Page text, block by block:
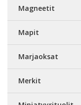
Magneetit
Mapit
Marjaoksat
Merkit